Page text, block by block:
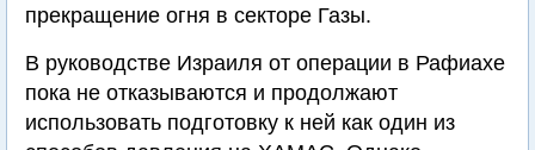
прекращение огня в секторе Газы.
В руководстве Израиля от операции в Рафиахе
пока не отказываются и продолжают
использовать подготовку к ней как один из